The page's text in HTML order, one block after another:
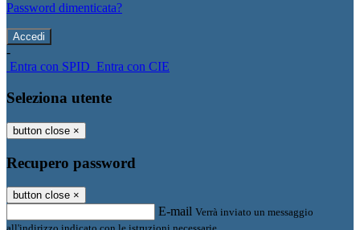
Password dimenticata?
-
Entra con SPID Entra con CIE
Seleziona utente
button close ×
Recupero password
button close ×
E-mail Verrà inviato un messaggio